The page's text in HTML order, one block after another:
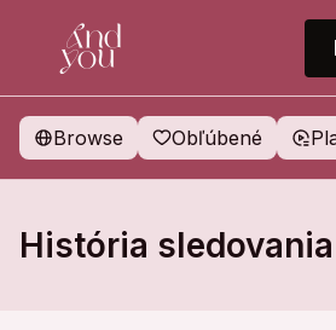
Browse Obľúbené
História sledovania